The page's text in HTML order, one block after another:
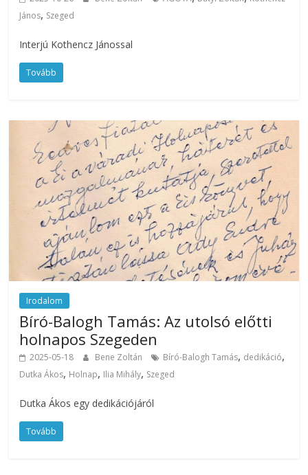
János, Szeged
Interjú Kothencz Jánossal
Tovább
Irodalom
Bíró-Balogh Tamás: Az utolsó előtti
holnapos Szegeden
2025-05-18 Bene Zoltán Bíró-Balogh Tamás, dedikáció,
Dutka Ákos, Holnap, Ilia Mihály, Szeged
Dutka Ákos egy dedikációjáról
Tovább